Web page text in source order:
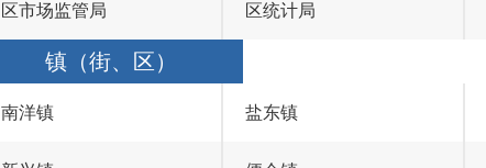
区市场监管局 区统计局
镇（街、区）
南洋镇 盐东镇